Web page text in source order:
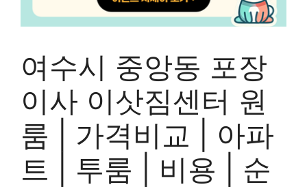
여수시 중앙동 포장
이사 이삿짐센터 원
룸 | 가격비교 | 아파
트 | 투룸 | 비용 | 순